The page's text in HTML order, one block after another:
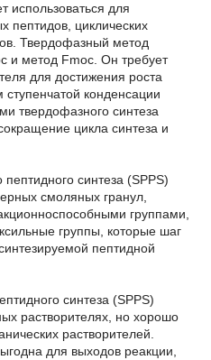
использоваться для
пептидов, циклических
Твердофазный метод
и метод Fmoc. Он требует
для достижения роста
​​конденсации
твердофазного синтеза
цикла синтеза и
синтеза (SPPS)
смоляных гранул,
группами,
группы, которые шаг
пептидной
синтеза (SPPS)
растворителях, но хорошо
растворителей.
для выходов реакции,